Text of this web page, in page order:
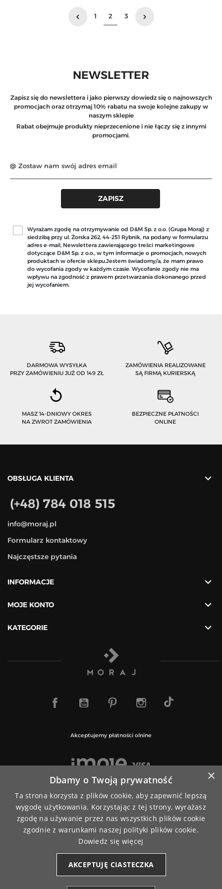
keyboard_arrow_left Poprzedni
1 2 3 keyboard_arrow_right
NEWSLETTER
Zapisz się do newslettera i jako pierwszy dowiedz się o najnowszych
promocjach oraz otrzymaj 10% rabatu na swoje kolejne zakupy w
naszym sklepie
Rabat obejmuje produkty nieprzecenione i nie łączy się z innymi
promocjami.
Wyrażam zgodę na otrzymywanie od D&M Sp. z o.o. (Grupa Moraj) z
siedzibą przy ul. Żorska 262, 44-251 Rybnik, na podany w formularzu
adres e-mail, Newslettera zawierającego treści marketingowe
dotyczące D&M Sp. z o.o., w tym informacje o promocjach, nowych
produktach w ofercie sklepu.Jestem świadomy/a, że mam prawo
do wycofania zgody w każdym czasie. Wycofanie zgody nie ma
wpływu na zgodność z prawem przetwarzania dokonanego przed
jej wycofaniem.
DARMOWA WYSYŁKA
PRZY ZAMÓWIENIU JUŻ OD 149 ZŁ
ZAMÓWIENIA REALIZOWANE
SĄ FIRMĄ KURIERSKĄ
MASZ 14-DNIOWY OKRES
NA ZWROT ZAMÓWIENIA
BEZPIECZNE PŁATNOŚCI
ONLINE
OBSŁUGA KLIENTA 
(+48) 784 018 515
info@moraj.pl
Formularz kontaktowy
Najczęstsze pytania
INFORMACJE 
MOJE KONTO 
KATEGORIE 
Akceptujemy płatności olnine
×
Dbamy o Twoją prywatność
Ta strona korzysta z plików cookie, aby zapewnić lepszą
wygodę użytkowania. Korzystając z tej strony, wyrażasz
zgodę na używanie przez nas wszystkich plików cookie
zgodnie z warunkami naszej polityki plików cookie.
Dowiedz się więcej
AKCEPTUJĘ CIASTECZKA